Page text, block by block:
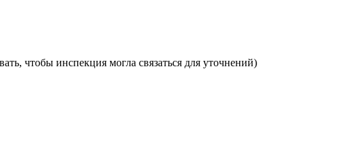
чтобы инспекция могла связаться для уточнений)